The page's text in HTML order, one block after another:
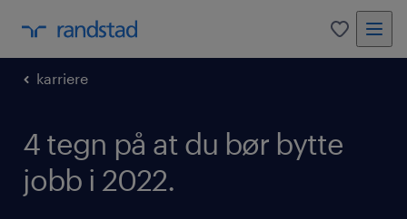
0
karriere
4 tegn på at du bør bytte
jobb i 2022.